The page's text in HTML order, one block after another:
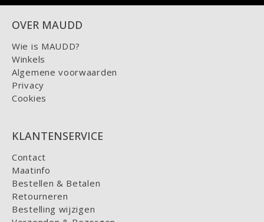
OVER MAUDD
Wie is MAUDD?
Winkels
Algemene voorwaarden
Privacy
Cookies
KLANTENSERVICE
Contact
Maatinfo
Bestellen & Betalen
Retourneren
Bestelling wijzigen